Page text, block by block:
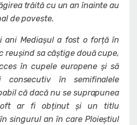
trăită cu un an înainte au
de poveste.
ani Mediașul a fost o forță în
reușind sa câștige două cupe,
în cupele europene și să
în semifinalele
că dacă nu se suprapunea
ar fi obținut și un titlu
singurul an în care Ploieștiul